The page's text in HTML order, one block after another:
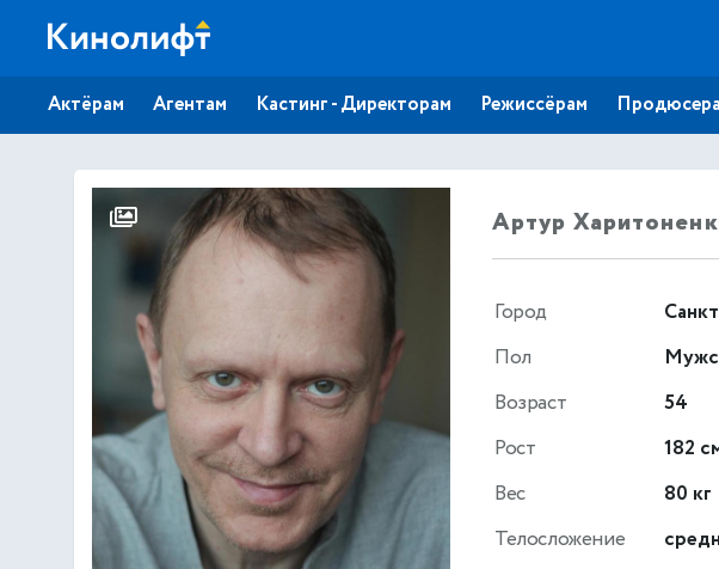
Актёрам Агентам Кастинг - Директорам Режиссёрам
Артур
Город
Пол
Возраст
54
Рост
182
Вес
80 кг
Телосложение